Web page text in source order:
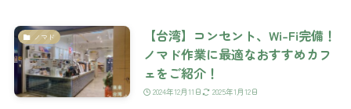
ノマド
【台湾】コンセント、Wi-Fi完備！
ノマド作業に最適なおすすめカフ
ェをご紹介！
2024年12月11日 2025年1月12日